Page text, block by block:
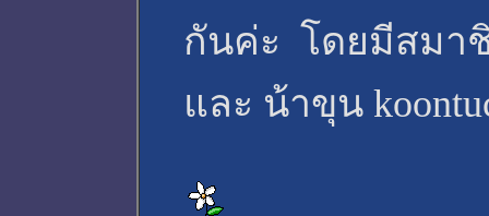
กันค่ะ โดยมีสมา
และ น้าขุน